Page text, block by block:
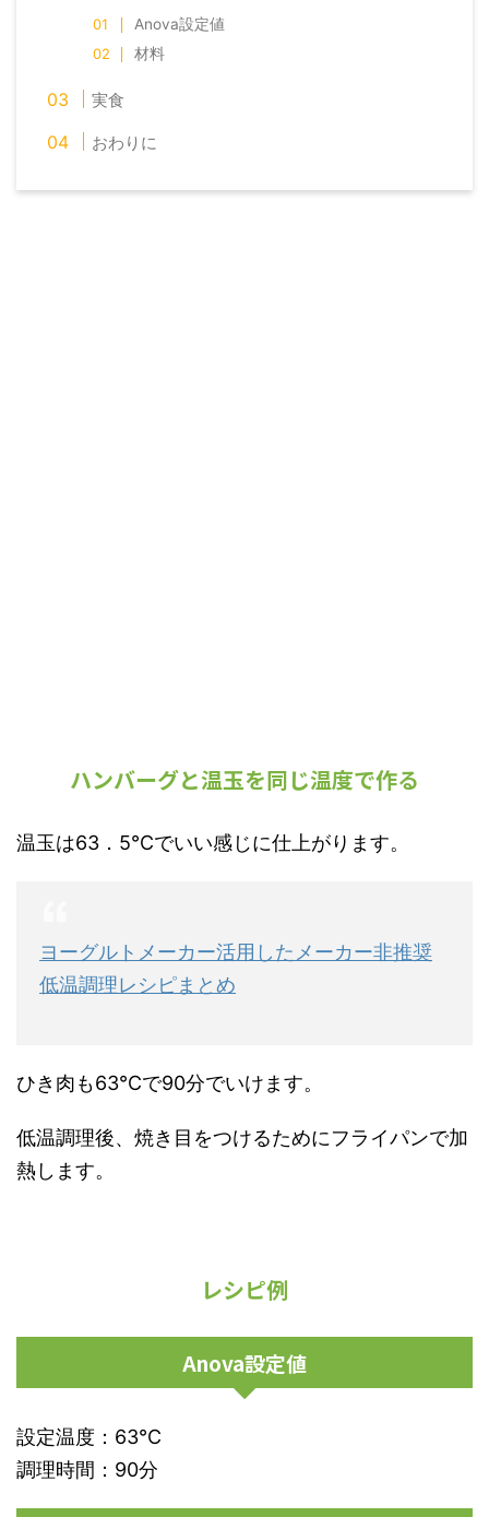
Anova設定値
材料
実食
おわりに
ハンバーグと温玉を同じ温度で作る
温玉は63．5℃でいい感じに仕上がります。
ヨーグルトメーカー活用したメーカー非推奨
低温調理レシピまとめ
ひき肉も63℃で90分でいけます。
低温調理後、焼き目をつけるためにフライパンで加
熱します。
レシピ例
Anova設定値
設定温度：63℃
調理時間：90分